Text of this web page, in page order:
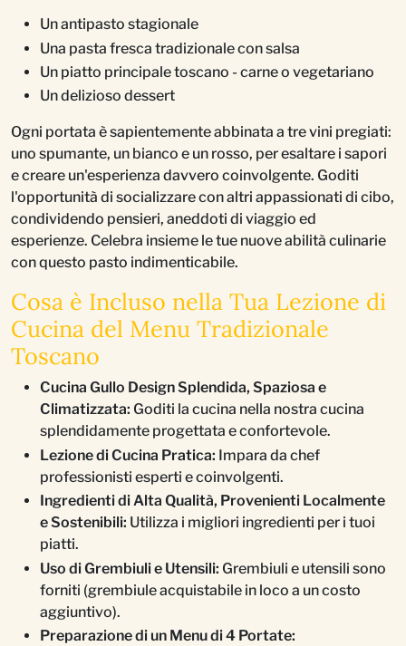
Un antipasto stagionale
Una pasta fresca tradizionale con salsa
Un piatto principale toscano - carne o vegetariano
Un delizioso dessert
Ogni portata è sapientemente abbinata a tre vini pregiati:
uno spumante, un bianco e un rosso, per esaltare i sapori
e creare un'esperienza davvero coinvolgente. Goditi
l'opportunità di socializzare con altri appassionati di cibo,
condividendo pensieri, aneddoti di viaggio ed
esperienze. Celebra insieme le tue nuove abilità culinarie
con questo pasto indimenticabile.
Cosa è Incluso nella Tua Lezione di
Cucina del Menu Tradizionale
Toscano
Cucina Gullo Design Splendida, Spaziosa e
Climatizzata: Goditi la cucina nella nostra cucina
splendidamente progettata e confortevole.
Lezione di Cucina Pratica: Impara da chef
professionisti esperti e coinvolgenti.
Ingredienti di Alta Qualità, Provenienti Localmente
e Sostenibili: Utilizza i migliori ingredienti per i tuoi
piatti.
Uso di Grembiuli e Utensili: Grembiuli e utensili sono
forniti (grembiule acquistabile in loco a un costo
aggiuntivo).
Preparazione di un Menu di 4 Portate: